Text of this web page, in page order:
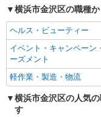
女性活躍中
フリーター歓迎
ブランクOK
エルダー（50代～）活躍
高収入・高額
昇給あり
横浜市金沢区の職種
ヘルス・ビューティー
イベント・キャンペーン
ーズメント
軽作業・製造・物流
横浜市金沢区の人気
す